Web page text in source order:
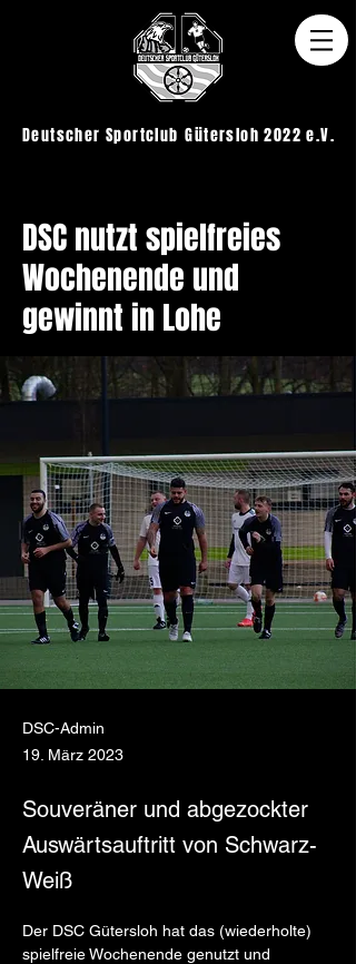
Gütersloh 2022 e.V.
Deutscher Sportclub
DSC nutzt spielfreies
Wochenende und
gewinnt in Lohe
DSC-Admin
19. März 2023
Souveräner und abgezockter
Auswärtsauftritt von Schwarz-
Weiß
Der DSC Gütersloh hat das (wiederholte)
spielfreie Wochenende genutzt und